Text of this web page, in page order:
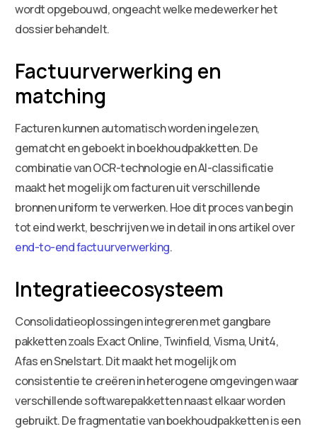
wordt opgebouwd, ongeacht welke medewerker het
dossier behandelt.
Factuurverwerking en
matching
Facturen kunnen automatisch worden ingelezen,
gematcht en geboekt in boekhoudpakketten. De
combinatie van OCR-technologie en AI-classificatie
maakt het mogelijk om facturen uit verschillende
bronnen uniform te verwerken. Hoe dit proces van begin
tot eind werkt, beschrijven we in detail in ons artikel over
end-to-end factuurverwerking.
Integratieecosysteem
Consolidatieoplossingen integreren met gangbare
pakketten zoals Exact Online, Twinfield, Visma, Unit4,
Afas en Snelstart. Dit maakt het mogelijk om
consistentie te creëren in heterogene omgevingen waar
verschillende softwarepakketten naast elkaar worden
gebruikt. De fragmentatie van boekhoudpakketten is een